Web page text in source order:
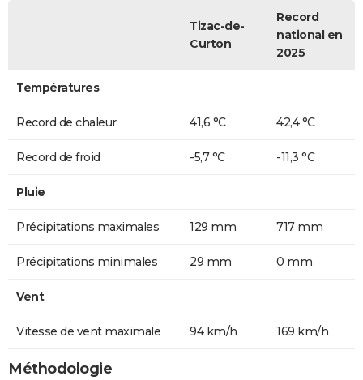
Tizac-de-
Curton
Record
national en
2025
Températures
Record de chaleur 41,6 °C 42,4 °C
Record de froid -5,7 °C -11,3 °C
Pluie
Précipitations maximales 129 mm 717 mm
Précipitations minimales 29 mm 0 mm
Vent
Vitesse de vent maximale 94 km/h 169 km/h
Méthodologie